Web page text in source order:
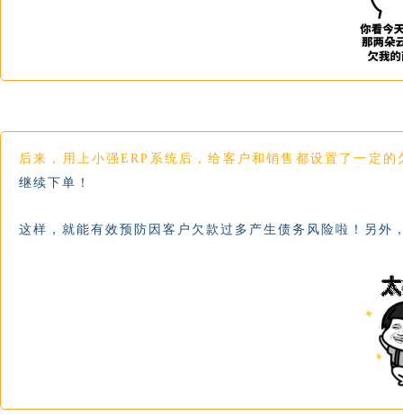
后来，用上小强ERP系统后，给客户和销售都设置了一定的
继续下单！
这样，就能有效预防因客户欠款过多产生债务风险啦！另外